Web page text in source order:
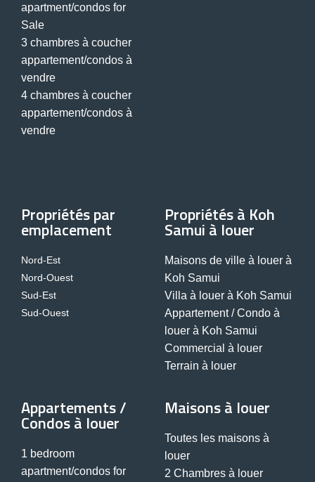
apartment/condos for
Sale
3 chambres à coucher
appartement/condos à
vendre
4 chambres à coucher
appartement/condos à
vendre
Propriétés par
emplacement
Nord-Est
Nord-Ouest
Sud-Est
Sud-Ouest
Propriétés à Koh
Samui à louer
Maisons de ville à louer à
Koh Samui
Villa à louer à Koh Samui
Appartement / Condo à
louer à Koh Samui
Commercial à louer
Terrain à louer
Appartements /
Condos à louer
1 bedroom
apartment/condos for
Maisons à louer
Toutes les maisons à
louer
2 Chambres à louer